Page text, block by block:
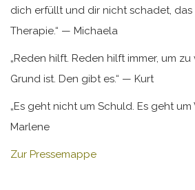
dich erfüllt und dir nicht schadet, das
Therapie.“ — Michaela
„Reden hilft. Reden hilft immer, um
Grund ist. Den gibt es.“ — Kurt
„Es geht nicht um Schuld. Es geht
Marlene
Zur Pressemappe